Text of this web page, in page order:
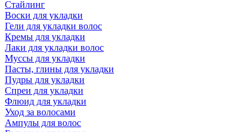
Стайлинг
Воски для укладки
Гели для укладки волос
Кремы для укладки
Лаки для укладки волос
Муссы для укладки
Пасты, глины для укладки
Пудры для укладки
Спреи для укладки
Флюид для укладки
Уход за волосами
Ампулы для волос